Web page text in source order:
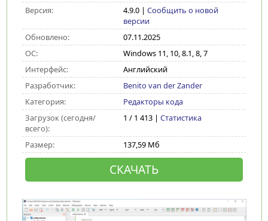
Версия:
4.9.0| Сообщить о новой
версии
Обновлено:
07.11.2025
ОС:
Windows 11, 10, 8.1, 8, 7
Интерфейс:
Английский
Разработчик:
Benito van der Zander
Категория:
Редакторы кода
Загрузок (сегодня/
всего):
1 / 1 413 | Статистика
Размер: 137,59 Мб
СКАЧАТЬ